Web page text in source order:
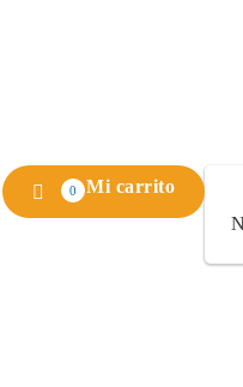
0
Mi carrito